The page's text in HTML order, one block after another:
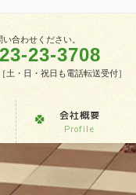
合わせください。
23-3708
土・日・祝日も電話転送受付］
会社概要
Profile